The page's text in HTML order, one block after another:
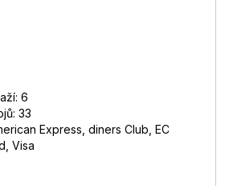
6
33
Express, diners Club, EC
Visa